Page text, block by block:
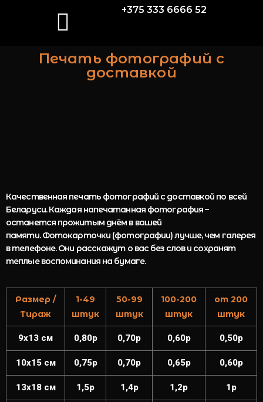
+375 333 6666 52
Печать фотографий с
доставкой
Качественная печать фотографий с доставкой по всей
Беларуси.Каждая напечатанная фотография –
останется прожитым днём в вашей
памяти.Фотокарточки (фотографии) лучше, чем галерея
в телефоне. Они расскажут о вас без слов и сохранят
теплые воспоминания на бумаге.
Размер /
Тираж
1-49
штук
50-99
штук
100-200
штук
от 200
штук
9x13 см 0,80р 0,70р 0,60р 0,50р
10x15 см 0,75р 0,70р 0,65р 0,60р
13x18 см 1,5р 1,4р 1,2р 1р